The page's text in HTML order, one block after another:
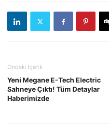
Önceki İçerik
Yeni Megane E-Tech Electric
Sahneye Çıktı! Tüm Detaylar
Haberimizde